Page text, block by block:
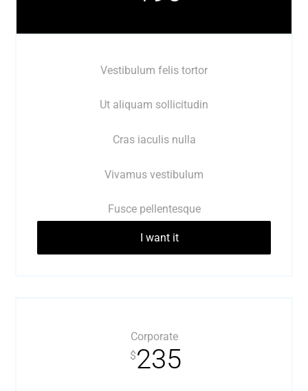
Vestibulum felis tortor
Ut aliquam sollicitudin
Cras iaculis nulla
Vivamus vestibulum
Fusce pellentesque
I want it
Corporate
$235